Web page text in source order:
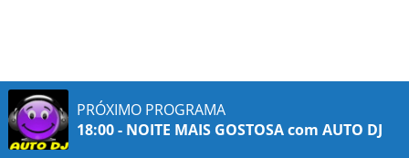
PRÓXIMO PROGRAMA
18:00 - NOITE MAIS GOSTOSA com AUTO DJ